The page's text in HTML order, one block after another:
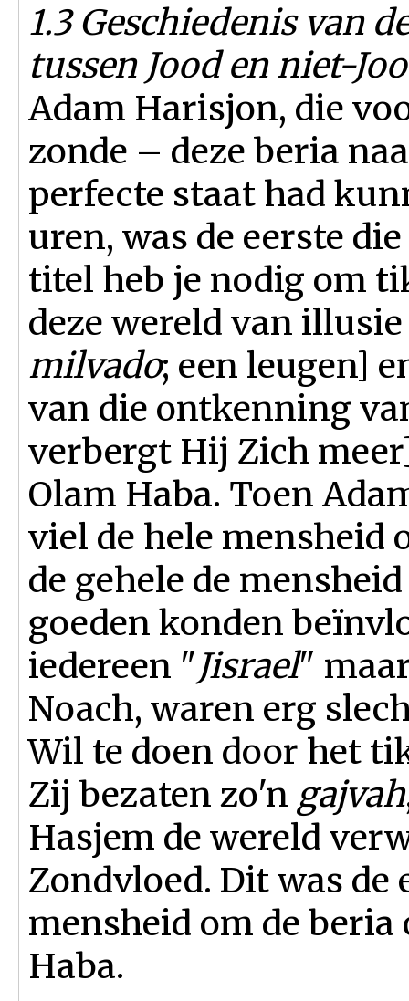
1.3 Geschiedenis van
tussen Jood en niet-
Adam Harisjon, die
zonde – deze beria
perfecte staat had
uren, was de eerste die
titel heb je nodig om
deze wereld van
milvado; een leugen]
van die ontkenning
verbergt Hij Zich
Olam Haba. Toen
viel de hele mensheid
de gehele de
goeden konden
iedereen "Jisrael"
Noach, waren erg
Wil te doen door het
Zij bezaten zo'n gajvah
Hasjem de wereld
Zondvloed. Dit was de
mensheid om de
Haba.